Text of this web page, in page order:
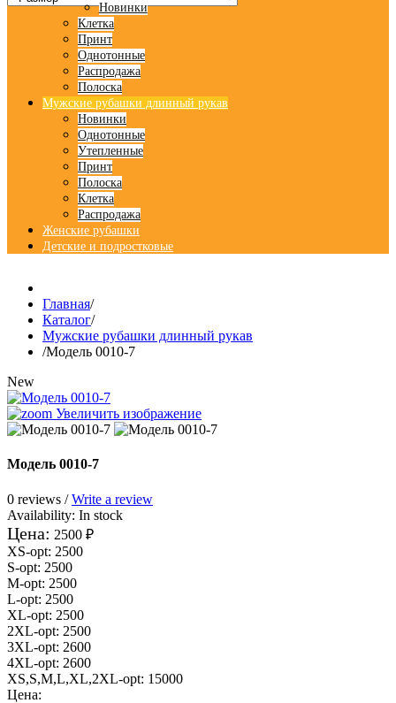
Новинки
Клетка
Принт
Однотонные
Распродажа
Полоска
Мужские рубашки длинный рукав
Новинки
Однотонные
Утепленные
Принт
Полоска
Клетка
Распродажа
Женские рубашки
Детские и подростковые
Главная/
Каталог/
Мужские рубашки длинный рукав
/Модель 0010-7
New
Увеличить изображение
Модель 0010-7
0 reviews /Write a review
Availability: In stock
Цена: 2500 ₽
XS-opt: 2500
S-opt: 2500
M-opt: 2500
L-opt: 2500
XL-opt: 2500
2XL-opt: 2500
3XL-opt: 2600
4XL-opt: 2600
XS,S,M,L,XL,2XL-opt: 15000
Цена: